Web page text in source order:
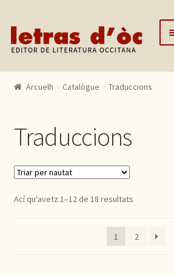
Skip to navigation
Skip to content
Catalògue
Actualitats
Lo editor
Contactar
Arcuelh Catalògue Traduccions
Traduccions
Ací qu'avetz 1–12 de 18 resultats
1 2